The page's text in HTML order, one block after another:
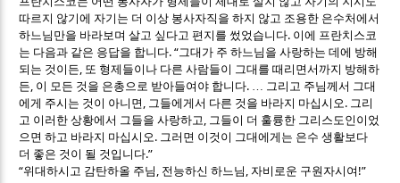
따르지 않기에 자기는 더 이상 봉사자직을 하지 않고 조용한 은수처에서
하느님만을 바라보며 살고 싶다고 편지를 썼었습니다. 이에 프란치스코
는 다음과 같은 응답을 합니다. “그대가 주 하느님을 사랑하는 데에 방해
되는 것이든, 또 형제들이나 다른 사람들이 그대를 때리면서까지 방해하
든, 이 모든 것을 은총으로 받아들여야 합니다.
그리고 주님께서 그대
에게 주시는 것이 아니면 , 그들에게서 다른 것을 바라지 마십시오 . 그리
고 이러한 상황에서 그들을 사랑하고 , 그들이 더 훌륭한 그리스도인이었
으면 하고 바라지 마십시오 . 그러면 이것이 그대에게는 은수 생활보다
더 좋은 것이 될 것입니다.”
“위대하시고 감탄하올 주님 , 전능하신 하느님 ,자비로운 구원자시여 !”